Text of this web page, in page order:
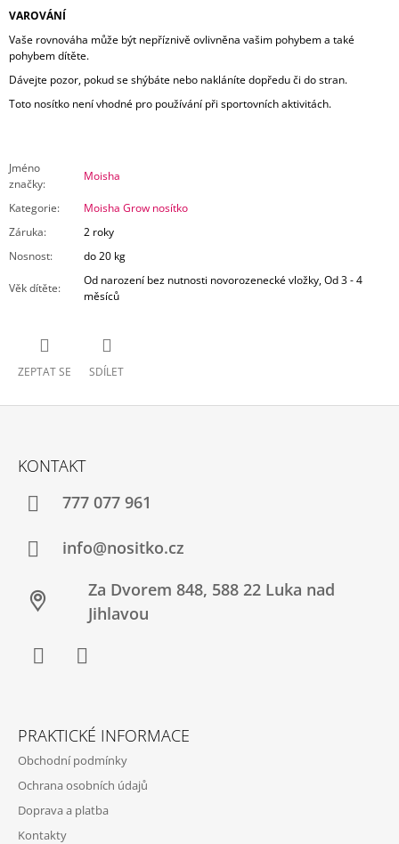
VAROVÁNÍ
Vaše rovnováha může být nepříznivě ovlivněna vašim pohybem a také
pohybem dítěte.
Dávejte pozor, pokud se shýbáte nebo nakláníte dopředu či do stran.
Toto nosítko není vhodné pro používání při sportovních aktivitách.
Jméno
značky:
Moisha
Kategorie:
Moisha Grow nosítko
Záruka:
2 roky
Nosnost: do 20 kg
Věk dítěte:
Od narození bez nutnosti novorozenecké vložky, Od 3 - 4
měsíců
ZEPTAT SE SDÍLET
KONTAKT
777 077 961
info@nositko.cz
Za Dvorem 848, 588 22 Luka nad
Jihlavou
PRAKTICKÉ INFORMACE
Obchodní podmínky
Ochrana osobních údajů
Doprava a platba
Kontakty